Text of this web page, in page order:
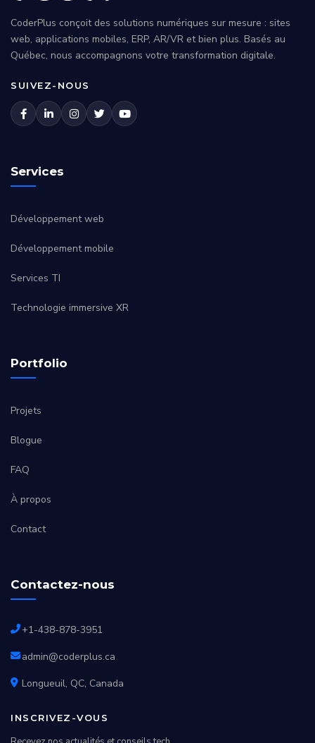
CoderPlus conçoit des solutions numériques sur mesure : sites
web, applications mobiles, ERP, AR/VR et bien plus. Basés au
Québec, nous accompagnons votre transformation digitale.
SUIVEZ-NOUS
Services
Développement web
Développement mobile
Services TI
Technologie immersive XR
Portfolio
Projets
Blogue
FAQ
À propos
Contact
Contactez-nous
+1-438-878-3951
admin@coderplus.ca
Longueuil, QC, Canada
INSCRIVEZ-VOUS